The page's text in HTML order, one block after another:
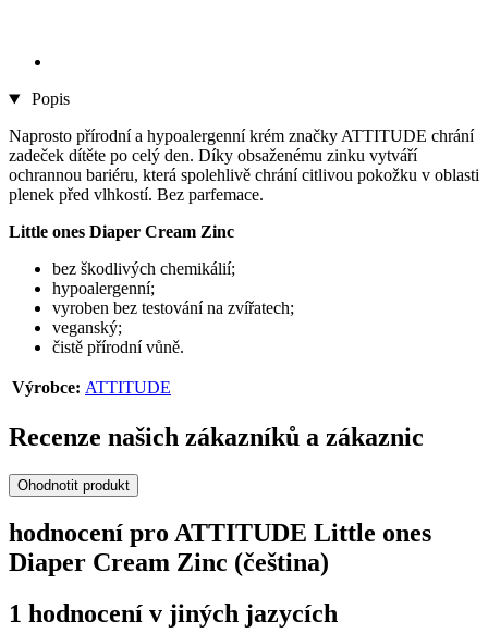
Popis
Naprosto přírodní a hypoalergenní krém značky ATTITUDE chrání
zadeček dítěte po celý den. Díky obsaženému zinku vytváří
ochrannou bariéru, která spolehlivě chrání citlivou pokožku v oblasti
plenek před vlhkostí. Bez parfemace.
Little ones Diaper Cream Zinc
bez škodlivých chemikálií;
hypoalergenní;
vyroben bez testování na zvířatech;
veganský;
čistě přírodní vůně.
Výrobce: ATTITUDE
Recenze našich zákazníků a zákaznic
Ohodnotit produkt
hodnocení pro ATTITUDE Little ones
Diaper Cream Zinc (čeština)
1 hodnocení v jiných jazycích